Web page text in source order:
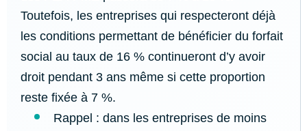
Toutefois, les entreprises qui respecteront déjà
les conditions permettant de bénéficier du forfait
social au taux de 16 % continueront d’y avoir
droit pendant 3 ans même si cette proportion
reste fixée à 7 %.
Rappel : dans les entreprises de moins